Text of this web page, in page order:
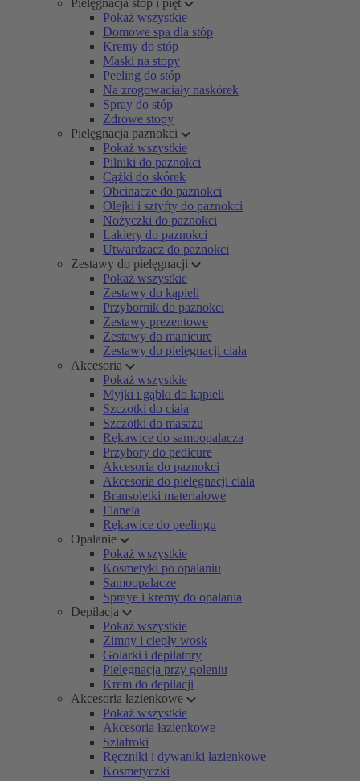
Pielęgnacja stóp i pięt
Pokaż wszystkie
Domowe spa dla stóp
Kremy do stóp
Maski na stopy
Peeling do stóp
Na zrogowaciały naskórek
Spray do stóp
Zdrowe stopy
Pielęgnacja paznokci
Pokaż wszystkie
Pilniki do paznokci
Cążki do skórek
Obcinacze do paznokci
Olejki i sztyfty do paznokci
Nożyczki do paznokci
Lakiery do paznokci
Utwardzacz do paznokci
Zestawy do pielęgnacji
Pokaż wszystkie
Zestawy do kąpieli
Przybornik do paznokci
Zestawy prezentowe
Zestawy do manicure
Zestawy do pielęgnacji ciała
Akcesoria
Pokaż wszystkie
Myjki i gąbki do kąpieli
Szczotki do ciała
Szczotki do masażu
Rękawice do samoopalacza
Przybory do pedicure
Akcesoria do paznokci
Akcesoria do pielęgnacji ciała
Bransoletki materiałowe
Flanela
Rękawice do peelingu
Opalanie
Pokaż wszystkie
Kosmetyki po opalaniu
Samoopalacze
Spraye i kremy do opalania
Depilacja
Pokaż wszystkie
Zimny i ciepły wosk
Golarki i depilatory
Pielęgnacja przy goleniu
Krem do depilacji
Akcesoria łazienkowe
Pokaż wszystkie
Akcesoria łazienkowe
Szlafroki
Ręczniki i dywaniki łazienkowe
Kosmetyczki